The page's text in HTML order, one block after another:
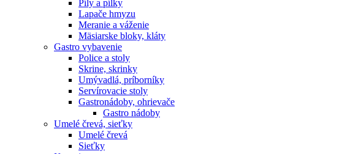
Píly a pílky
Lapače hmyzu
Meranie a váženie
Mäsiarske bloky, kláty
Gastro vybavenie
Police a stoly
Skrine, skrinky
Umývadlá, príborníky
Servírovacie stoly
Gastronádoby, ohrievače
Gastro nádoby
Umelé črevá, sieťky
Umelé črevá
Sieťky